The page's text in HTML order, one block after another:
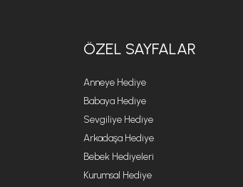
ÖZEL SAYFALAR
Anneye Hediye
Babaya Hediye
Sevgiliye Hediye
Arkadaşa Hediye
Bebek Hediyeleri
Kurumsal Hediye